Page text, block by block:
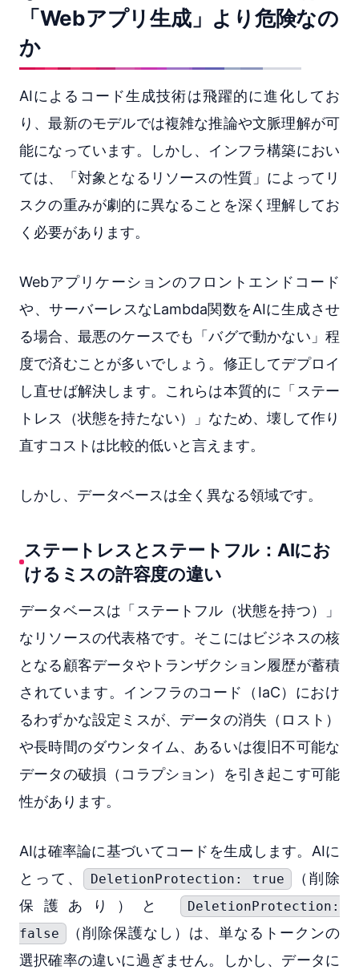
「Webアプリ生成」より危険なの
か
AIによるコード生成技術は飛躍的に進化してお
り、最新のモデルでは複雑な推論や文脈理解が可
能になっています。しかし、インフラ構築におい
ては、「対象となるリソースの性質」によってリ
スクの重みが劇的に異なることを深く理解してお
く必要があります。
Webアプリケーションのフロントエンドコード
や、サーバーレスなLambda関数をAIに生成させ
る場合、最悪のケースでも「バグで動かない」程
度で済むことが多いでしょう。修正してデプロイ
し直せば解決します。これらは本質的に「ステー
トレス（状態を持たない）」なため、壊して作り
直すコストは比較的低いと言えます。
しかし、データベースは全く異なる領域です。
ステートレスとステートフル：AIにお
けるミスの許容度の違い
データベースは「ステートフル（状態を持つ）」
なリソースの代表格です。そこにはビジネスの核
となる顧客データやトランザクション履歴が蓄積
されています。インフラのコード（IaC）におけ
るわずかな設定ミスが、データの消失（ロスト）
や長時間のダウンタイム、あるいは復旧不可能な
データの破損（コラプション）を引き起こす可能
性があります。
AIは確率論に基づいてコードを生成します。AIに
とって、
DeletionProtection: true
（削除
保護あり）と
DeletionProtection:
false
（削除保護なし）は、単なるトークンの
選択確率の違いに過ぎません。しかし、データに